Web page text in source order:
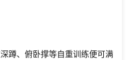
蹲、俯卧撑等自重训练便可满